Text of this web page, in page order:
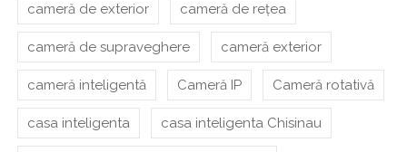
cameră de exterior cameră de rețea
cameră de supraveghere cameră exterior
cameră inteligentă Cameră IP Cameră rotativă
casa inteligenta casa inteligenta Chisinau